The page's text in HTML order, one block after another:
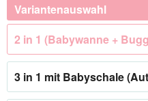
Variantenauswahl
2 in 1 (Babywanne +
3 in 1 mit Babyschale